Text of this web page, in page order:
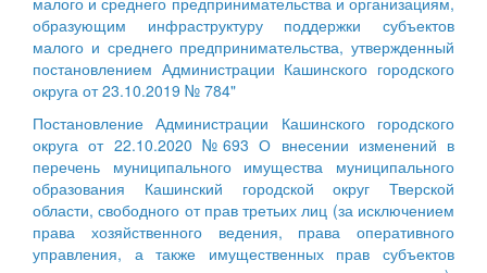
образующим инфраструктуру поддержки субъектов
малого и среднего предпринимательства, утвержденный
постановлением Администрации Кашинского городского
округа от 23.10.2019 № 784"
Постановление Администрации Кашинского городского
округа от 22.10.2020 №693 О внесении изменений в
перечень муниципального имущества муниципального
образования Кашинский городской округ Тверской
области, свободного от прав третьих лиц (за исключением
права хозяйственного ведения, права оперативного
управления, а также имущественных прав субъектов